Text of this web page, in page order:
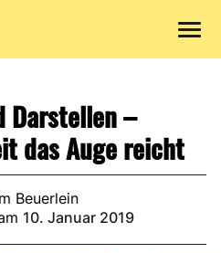
Darstellen –
das Auge reicht
Beuerlein
10. Januar 2019